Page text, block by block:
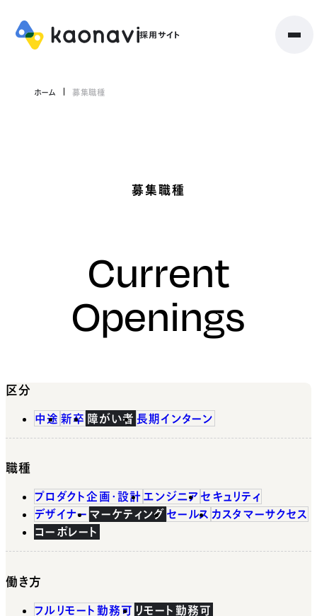
ホーム 募集職種
募集職種
Current
Openings
区分
中途 新卒 障がい者 長期インターン
職種
プロダクト企画・設計 エンジニア セキュリティ
デザイナー マーケティング セールス カスタマーサクセス
コーポレート
働き方
フルリモート勤務可 リモート勤務可